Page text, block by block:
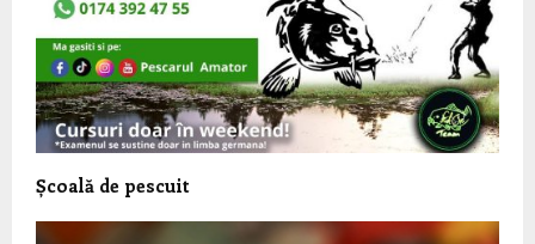
Școală de pescuit